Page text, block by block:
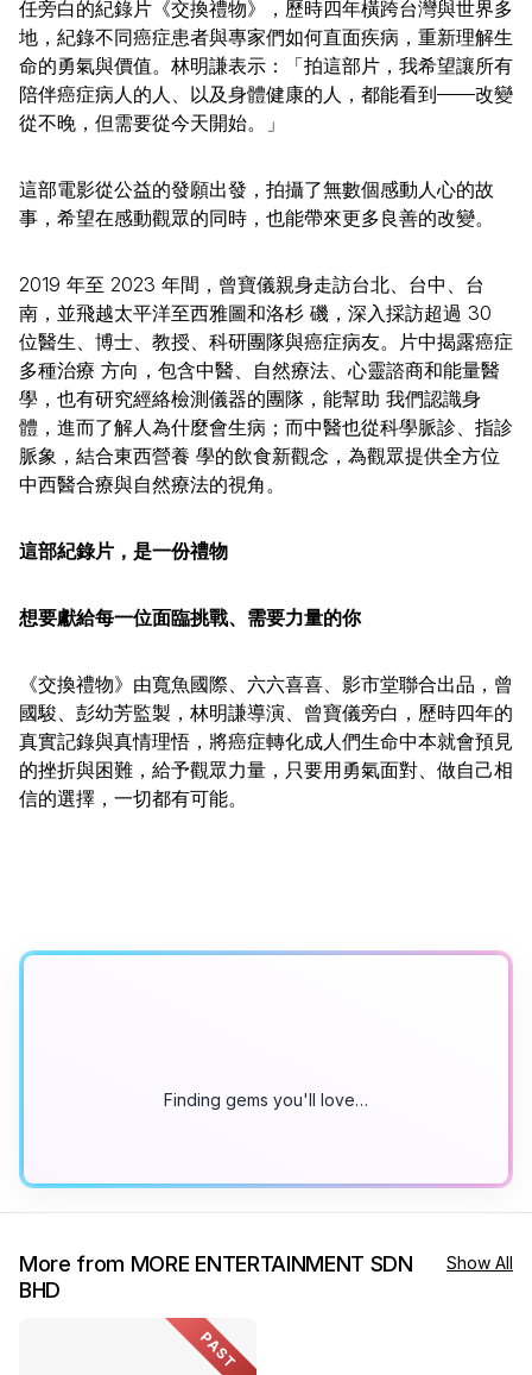
任旁白的紀錄片《交換禮物》，歷時四年橫跨台灣與世界多
地，紀錄不同癌症患者與專家們如何直面疾病，重新理解生
命的勇氣與價值。林明謙表示：「拍這部片，我希望讓所有
陪伴癌症病人的人、以及身體健康的人，都能看到——改變
從不晚，但需要從今天開始。」
這部電影從公益的發願出發，拍攝了無數個感動人心的故
事，希望在感動觀眾的同時，也能帶來更多良善的改變。
2019 年至 2023 年間，曾寶儀親身走訪台北、台中、台
南，並飛越太平洋至西雅圖和洛杉 磯，深入採訪超過 30
位醫生、博士、教授、科研團隊與癌症病友。片中揭露癌症
多種治療 方向，包含中醫、自然療法、心靈諮商和能量醫
學，也有研究經絡檢測儀器的團隊，能幫助 我們認識身
體，進而了解人為什麼會生病；而中醫也從科學脈診、指診
脈象，結合東西營養 學的飲食新觀念，為觀眾提供全方位
中西醫合療與自然療法的視角。
這部紀錄片，是一份禮物
想要獻給每一位面臨挑戰、需要力量的你
《交換禮物》由寬魚國際、六六喜喜、影市堂聯合出品，曾
國駿、彭幼芳監製，林明謙導演、曾寶儀旁白，歷時四年的
真實記錄與真情理悟，將癌症轉化成人們生命中本就會預見
的挫折與困難，給予觀眾力量，只要用勇氣面對、做自己相
信的選擇，一切都有可能。
Finding gems you'll love…
More from MORE ENTERTAINMENT SDN
BHD
Show All
PAST